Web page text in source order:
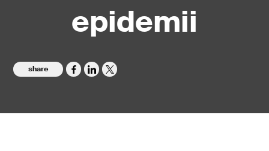
epidemii
share